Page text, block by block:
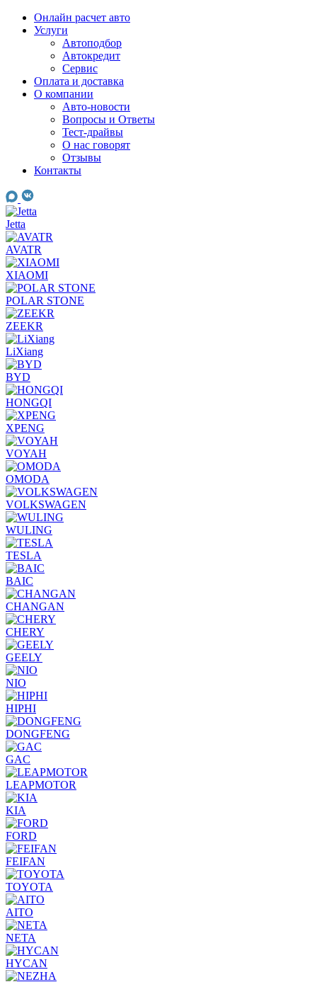
Skip
Онлайн расчет авто
Услуги
Автоподбор
Автокредит
Сервис
Оплата и доставка
О компании
Авто-новости
Вопросы и Ответы
Тест-драйвы
О нас говорят
Отзывы
Контакты
Jetta
AVATR
XIAOMI
POLAR STONE
ZEEKR
LiXiang
BYD
HONGQI
XPENG
VOYAH
OMODA
VOLKSWAGEN
WULING
TESLA
BAIC
CHANGAN
CHERY
GEELY
NIO
HIPHI
DONGFENG
GAC
LEAPMOTOR
KIA
FORD
FEIFAN
TOYOTA
AITO
NETA
HYCAN